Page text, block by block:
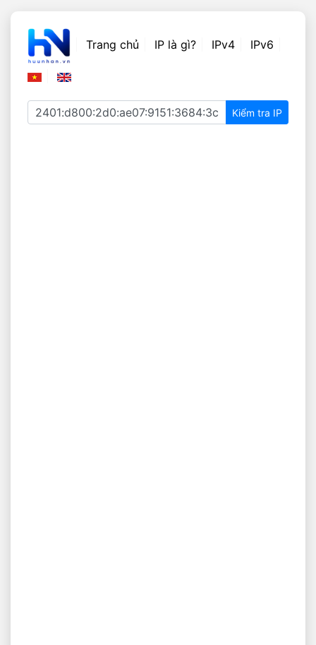
Trang chủ IP là gì? IPv4 IPv6
Kiểm tra IP